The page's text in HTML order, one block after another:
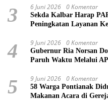
3 6 Juni 2026 0 Komentar
Sekda Kalbar Harap
Peningkatan Layanan
4 9 Juni 2026 0 Komentar
Gubernur Ria Norsan
Paruh Waktu Melalui
5 9 Juni 2026 0 Komentar
58 Warga Pontianak
Makanan Acara di